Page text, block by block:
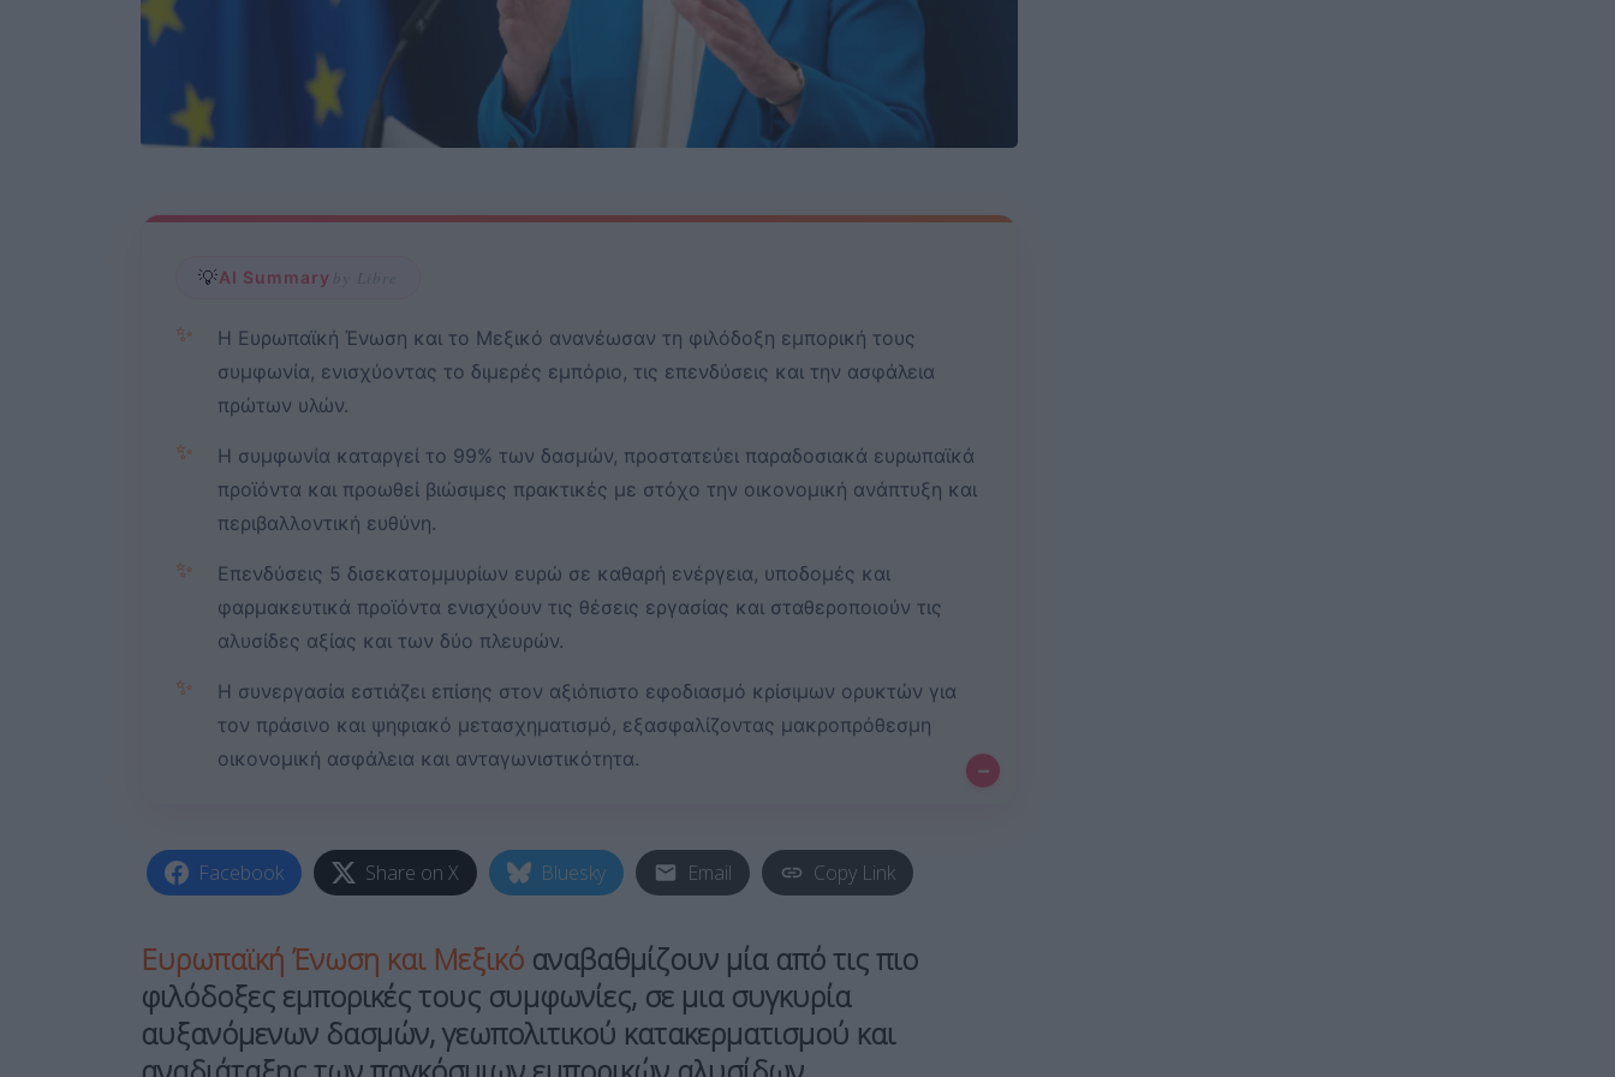
💡AI Summary by Libre
✨
Η Ευρωπαϊκή Ένωση και το Μεξικό ανανέωσαν τη φιλόδοξη εμπορική τους
συμφωνία, ενισχύοντας το διμερές εμπόριο, τις επενδύσεις και την ασφάλεια
πρώτων υλών.
✨
Η συμφωνία καταργεί το 99% των δασμών, προστατεύει παραδοσιακά ευρωπαϊκά
προϊόντα και προωθεί βιώσιμες πρακτικές με στόχο την οικονομική ανάπτυξη και
περιβαλλοντική ευθύνη.
✨
Επενδύσεις 5 δισεκατομμυρίων ευρώ σε καθαρή ενέργεια, υποδομές και
φαρμακευτικά προϊόντα ενισχύουν τις θέσεις εργασίας και σταθεροποιούν τις
αλυσίδες αξίας και των δύο πλευρών.
✨
Η συνεργασία εστιάζει επίσης στον αξιόπιστο εφοδιασμό κρίσιμων ορυκτών για
τον πράσινο και ψηφιακό μετασχηματισμό, εξασφαλίζοντας μακροπρόθεσμη
οικονομική ασφάλεια και ανταγωνιστικότητα.
–
Facebook Share on X Bluesky Email Copy Link
Ευρωπαϊκή Ένωση και Μεξικό αναβαθμίζουν μία από τις πιο
φιλόδοξες εμπορικές τους συμφωνίες, σε μια συγκυρία
αυξανόμενων δασμών, γεωπολιτικού κατακερματισμού και